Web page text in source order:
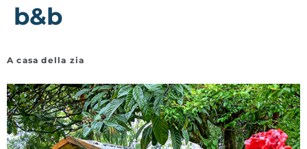
b&b
A casa della zia